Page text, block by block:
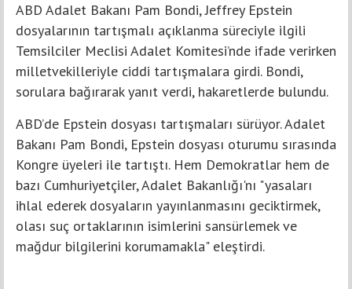
ABD Adalet Bakanı Pam Bondi, Jeffrey Epstein
dosyalarının tartışmalı açıklanma süreciyle ilgili
Temsilciler Meclisi Adalet Komitesi’nde ifade verirken
milletvekilleriyle ciddi tartışmalara girdi. Bondi,
sorulara bağırarak yanıt verdi, hakaretlerde bulundu.
ABD’de Epstein dosyası tartışmaları sürüyor. Adalet
Bakanı Pam Bondi, Epstein dosyası oturumu sırasında
Kongre üyeleri ile tartıştı. Hem Demokratlar hem de
bazı Cumhuriyetçiler, Adalet Bakanlığı'nı "yasaları
ihlal ederek dosyaların yayınlanmasını geciktirmek,
olası suç ortaklarının isimlerini sansürlemek ve
mağdur bilgilerini korumamakla" eleştirdi.